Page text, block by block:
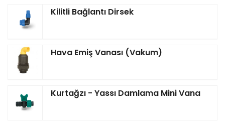
Kilitli Bağlantı Dirsek
Hava Emiş Vanası (Vakum)
Kurtağzı - Yassı Damlama Mini Vana